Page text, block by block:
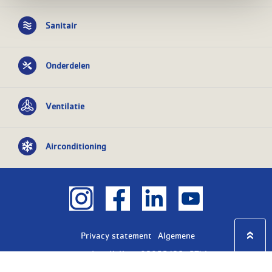
Sanitair
Onderdelen
Ventilatie
Airconditioning
Privacy statement
Algemene
voorwaarden KvK nr: 08055426 BTW nr: